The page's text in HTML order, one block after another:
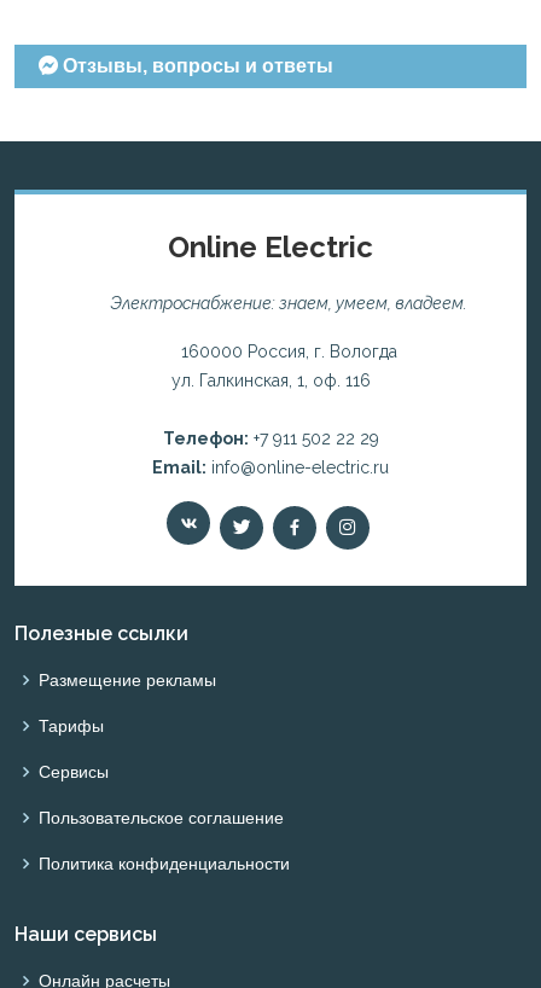
Отзывы, вопросы и ответы
Online Electric
Электроснабжение: знаем, умеем, владеем.
160000 Россия, г. Вологда
ул. Галкинская, 1, оф. 116
Телефон: +7 911 502 22 29
Email: info@online-electric.ru
Полезные ссылки
Размещение рекламы
Тарифы
Сервисы
Пользовательское соглашение
Политика конфиденциальности
Наши сервисы
Онлайн расчеты